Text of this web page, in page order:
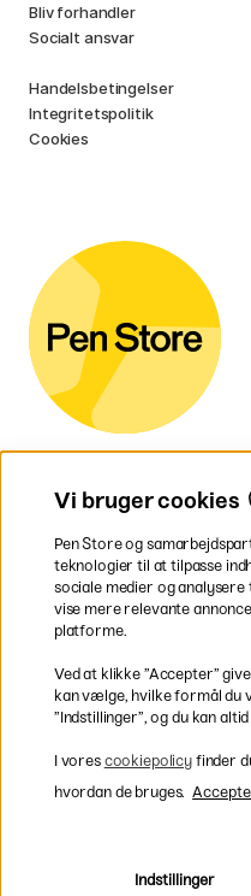
Bliv forhandler
Socialt ansvar
Handelsbetingelser
Integritetspolitik
Cookies
Hurtig
Vi bruger cookies
Pen Store og
teknologier til at tilpasse
sociale medier og
vise mere relevante
platforme.
Ved at klikke ”Accepter”
kan vælge, hvilke formål du
”Indstillinger”, og du kan
I vores cookiepolicyfinder
hvordan de bruges.
Indstillinger